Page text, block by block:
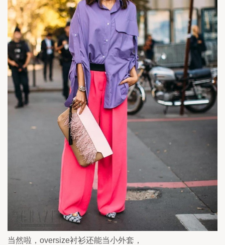
当然啦，oversize衬衫还能当小外套，